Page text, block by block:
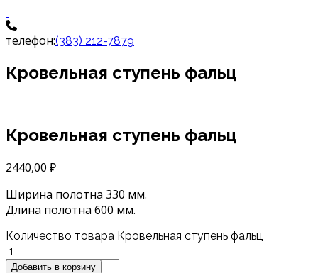
телефон:(383) 212-7879
Кровельная ступень фальц
Кровельная ступень фальц
2440,00 ₽
Ширина полотна 330 мм.
Длина полотна 600 мм.
Количество товара Кровельная ступень фальц
Добавить в корзину